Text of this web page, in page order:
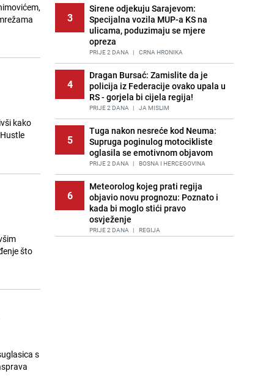
kako
što
s
3
Sirene odjekuju Sarajevom:
Specijalna vozila MUP-a KS na
ulicama, poduzimaju se mjere
opreza
PRIJE 2 DANA | CRNA HRONIKA
4
Dragan Bursać: Zamislite da je
policija iz Federacije ovako upala u
RS - gorjela bi cijela regija!
PRIJE 2 DANA | JA MISLIM
5
Tuga nakon nesreće kod Neuma:
Supruga poginulog motocikliste
oglasila se emotivnom objavom
PRIJE 2 DANA | BOSNA I HERCEGOVINA
6
Meteorolog kojeg prati regija
objavio novu prognozu: Poznato i
kada bi moglo stići pravo
osvježenje
PRIJE 2 DANA | REGIJA